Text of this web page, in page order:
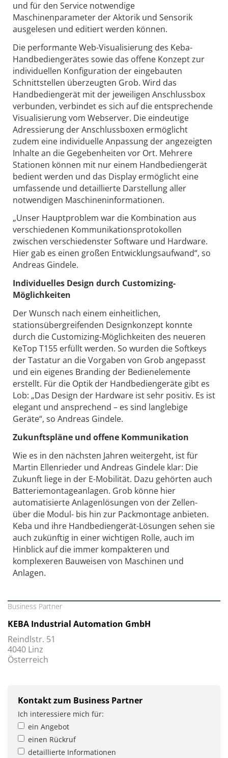
und für den Service notwendige
Maschinenparameter der Aktorik und Sensorik
ausgelesen und editiert werden können.
Die performante Web-Visualisierung des Keba-
Handbediengerätes sowie das offene Konzept zur
individuellen Konfiguration der eingebauten
Schnittstellen überzeugten Grob. Wird das
Handbediengerät mit der jeweiligen Anschlussbox
verbunden, verbindet es sich auf die entsprechende
Visualisierung vom Webserver. Die eindeutige
Adressierung der Anschlussboxen ermöglicht
zudem eine individuelle Anpassung der angezeigten
Inhalte an die Gegebenheiten vor Ort. Mehrere
Stationen können mit nur einem Handbediengerät
bedient werden und das Display ermöglicht eine
umfassende und detaillierte Darstellung aller
notwendigen Maschineninformationen.
„Unser Hauptproblem war die Kombination aus
verschiedenen Kommunikationsprotokollen
zwischen verschiedenster Software und Hardware.
Hier gab es einen großen Entwicklungsaufwand“, so
Andreas Gindele.
Individuelles Design durch Customizing-
Möglichkeiten
Der Wunsch nach einem einheitlichen,
stationsübergreifenden Designkonzept konnte
durch die Customizing-Möglichkeiten des neueren
KeTop T155 erfüllt werden. So wurden die Softkeys
der Tastatur an die Vorgaben von Grob angepasst
und ein eigenes Branding der Bedienelemente
erstellt. Für die Optik der Handbediengeräte gibt es
Lob: „Das Design der Hardware ist sehr positiv. Es ist
elegant und ansprechend – es sind langlebige
Geräte“, so Andreas Gindele.
Zukunftspläne und offene Kommunikation
Wie es in den nächsten Jahren weitergeht, ist für
Martin Ellenrieder und Andreas Gindele klar: Die
Zukunft liege in der E-Mobilität. Dazu gehörten auch
Batteriemontageanlagen. Grob könne hier
automatisierte Anlagenlösungen von der Zellen-
über die Modul- bis hin zur Packmontage anbieten.
Keba und ihre Handbediengerät-Lösungen sehen sie
auch zukünftig in einer wichtigen Rolle, auch im
Hinblick auf die immer kompakteren und
komplexeren Bauweisen von Maschinen und
Anlagen.
Business Partner
KEBA Industrial Automation GmbH
Reindlstr. 51
4040 Linz
Österreich
Kontakt zum Business Partner
Ich interessiere mich für:
ein Angebot
einen Rückruf
detaillierte Informationen